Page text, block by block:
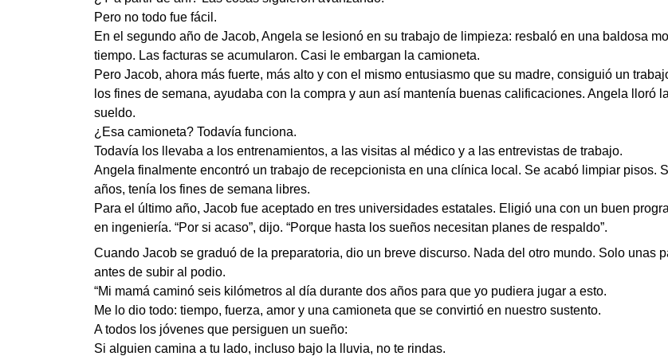
Pero no todo fue fácil.
En el segundo año de Jacob, Angela se lesionó en su trabajo de limpieza: resbaló en una baldosa
tiempo. Las facturas se acumularon. Casi le embargan la camioneta.
Pero Jacob, ahora más fuerte, más alto y con el mismo entusiasmo que su madre, consiguió un
los fines de semana, ayudaba con la compra y aun así mantenía buenas calificaciones. Angela lloró
sueldo.
¿Esa camioneta? Todavía funciona.
Todavía los llevaba a los entrenamientos, a las visitas al médico y a las entrevistas de trabajo.
Angela finalmente encontró un trabajo de recepcionista en una clínica local. Se acabó limpiar pisos.
años, tenía los fines de semana libres.
Para el último año, Jacob fue aceptado en tres universidades estatales. Eligió una con un buen
en ingeniería. “Por si acaso”, dijo. “Porque hasta los sueños necesitan planes de respaldo”.
Cuando Jacob se graduó de la preparatoria, dio un breve discurso. Nada del otro mundo. Solo unas
antes de subir al podio.
“Mi mamá caminó seis kilómetros al día durante dos años para que yo pudiera jugar a esto.
Me lo dio todo: tiempo, fuerza, amor y una camioneta que se convirtió en nuestro sustento.
A todos los jóvenes que persiguen un sueño:
Si alguien camina a tu lado, incluso bajo la lluvia, no te rindas.